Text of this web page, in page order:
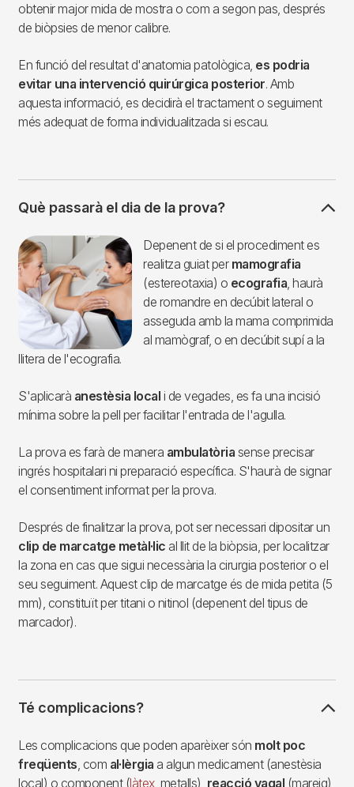
obtenir major mida de mostra o com a segon pas, després
de biòpsies de menor calibre.
En funció del resultat d'anatomia patològica, es podria
evitar una intervenció quirúrgica posterior. Amb
aquesta informació, es decidirà el tractament o seguiment
més adequat de forma individualitzada si escau.
Què passarà el dia de la prova?
Imagen
Depenent de si el procediment es
realitza guiat per mamografia
(estereotaxia) o ecografia, haurà
de romandre en decúbit lateral o
asseguda amb la mama comprimida
al mamògraf, o en decúbit supí a la
llitera de l'ecografia.
S'aplicarà anestèsia local i de vegades, es fa una incisió
mínima sobre la pell per facilitar l'entrada de l'agulla.
La prova es farà de manera ambulatòria sense precisar
ingrés hospitalari ni preparació específica. S'haurà de signar
el consentiment informat per la prova.
Després de finalitzar la prova, pot ser necessari dipositar un
clip de marcatge metàl·lic al llit de la biòpsia, per localitzar
la zona en cas que sigui necessària la cirurgia posterior o el
seu seguiment. Aquest clip de marcatge és de mida petita (5
mm), constituït per titani o nitinol (depenent del tipus de
marcador).
Té complicacions?
Les complicacions que poden aparèixer són molt poc
freqüents, com al·lèrgia a algun medicament (anestèsia
local) o component (làtex, metalls), reacció vagal (mareig)